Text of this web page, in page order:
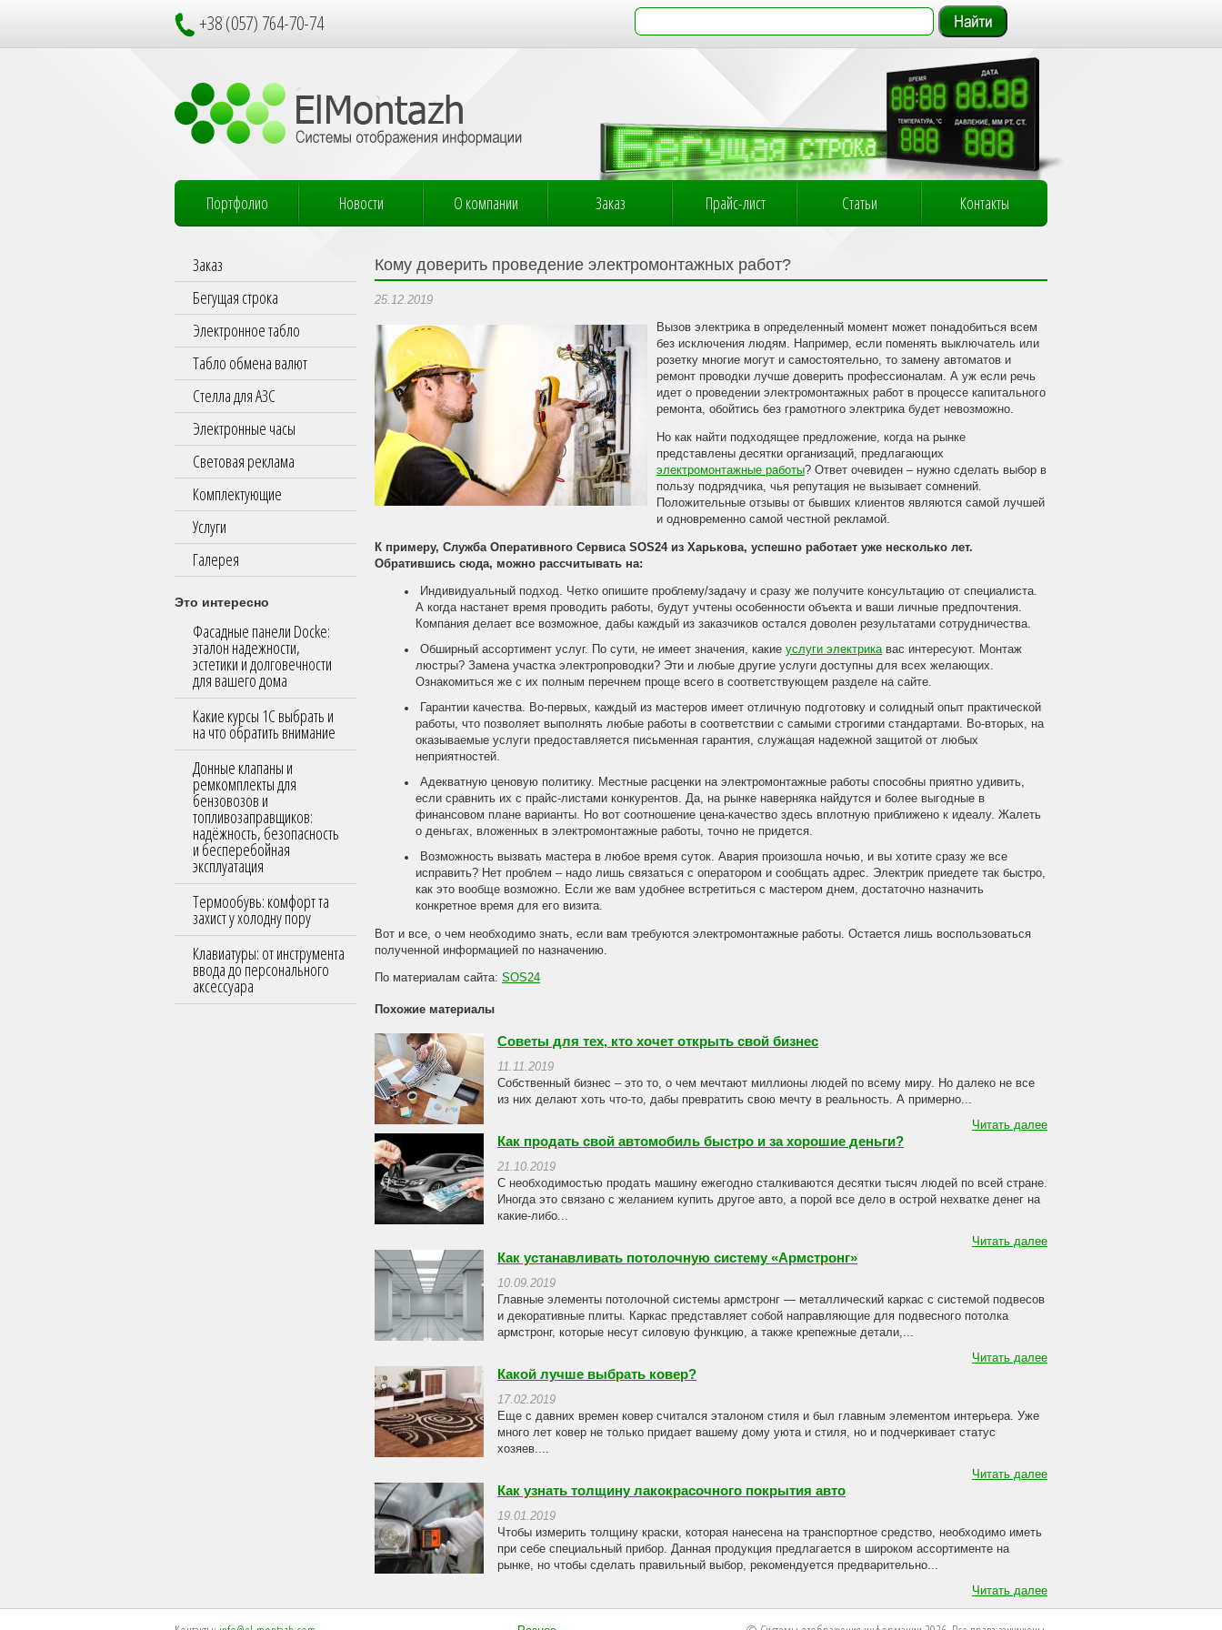
+38 (057) 764-70-74
Портфолио Новости О компании Заказ Прайс-лист Статьи Контакты
Заказ
Бегущая строка
Электронное табло
Табло обмена валют
Стелла для АЗС
Электронные часы
Световая реклама
Комплектующие
Услуги
Галерея
Это интересно
Фасадные панели Docke:
эталон надежности,
эстетики и долговечности
для вашего дома
Какие курсы 1С выбрать и
на что обратить внимание
Донные клапаны и
ремкомплекты для
бензовозов и
топливозаправщиков:
надёжность, безопасность
и бесперебойная
эксплуатация
Термообувь: комфорт та
захист у холодну пору
Клавиатуры: от инструмента
ввода до персонального
аксессуара
Кому доверить проведение электромонтажных работ?
25.12.2019
Вызов электрика в определенный момент может понадобиться всем
без исключения людям. Например, если поменять выключатель или
розетку многие могут и самостоятельно, то замену автоматов и
ремонт проводки лучше доверить профессионалам. А уж если речь
идет о проведении электромонтажных работ в процессе капитального
ремонта, обойтись без грамотного электрика будет невозможно.
Но как найти подходящее предложение, когда на рынке
представлены десятки организаций, предлагающих
электромонтажные работы? Ответ очевиден – нужно сделать выбор в
пользу подрядчика, чья репутация не вызывает сомнений.
Положительные отзывы от бывших клиентов являются самой лучшей
и одновременно самой честной рекламой.
К примеру, Служба Оперативного Сервиса SOS24 из Харькова, успешно работает уже несколько лет.
Обратившись сюда, можно рассчитывать на:
Индивидуальный подход. Четко опишите проблему/задачу и сразу же получите консультацию от специалиста.
А когда настанет время проводить работы, будут учтены особенности объекта и ваши личные предпочтения.
Компания делает все возможное, дабы каждый из заказчиков остался доволен результатами сотрудничества.
Обширный ассортимент услуг. По сути, не имеет значения, какиеуслуги электрикавас интересуют. Монтаж
люстры? Замена участка электропроводки? Эти и любые другие услуги доступны для всех желающих.
Ознакомиться же с их полным перечнем проще всего в соответствующем разделе на сайте.
Гарантии качества. Во-первых, каждый из мастеров имеет отличную подготовку и солидный опыт практической
работы, что позволяет выполнять любые работы в соответствии с самыми строгими стандартами. Во-вторых, на
оказываемые услуги предоставляется письменная гарантия, служащая надежной защитой от любых
неприятностей.
Адекватную ценовую политику. Местные расценки на электромонтажные работы способны приятно удивить,
если сравнить их с прайс-листами конкурентов. Да, на рынке наверняка найдутся и более выгодные в
финансовом плане варианты. Но вот соотношение цена-качество здесь вплотную приближено к идеалу. Жалеть
о деньгах, вложенных в электромонтажные работы, точно не придется.
Возможность вызвать мастера в любое время суток. Авария произошла ночью, и вы хотите сразу же все
исправить? Нет проблем – надо лишь связаться с оператором и сообщать адрес. Электрик приедете так быстро,
как это вообще возможно. Если же вам удобнее встретиться с мастером днем, достаточно назначить
конкретное время для его визита.
Вот и все, о чем необходимо знать, если вам требуются электромонтажные работы. Остается лишь воспользоваться
полученной информацией по назначению.
По материалам сайта: SOS24
Похожие материалы
Советы для тех, кто хочет открыть свой бизнес
11.11.2019
Собственный бизнес – это то, о чем мечтают миллионы людей по всему миру. Но далеко не все
из них делают хоть что-то, дабы превратить свою мечту в реальность. А примерно...
Читать далее
Как продать свой автомобиль быстро и за хорошие деньги?
21.10.2019
С необходимостью продать машину ежегодно сталкиваются десятки тысяч людей по всей стране.
Иногда это связано с желанием купить другое авто, а порой все дело в острой нехватке денег на
какие-либо...
Читать далее
Как устанавливать потолочную систему «Армстронг»
10.09.2019
Главные элементы потолочной системы армстронг — металлический каркас с системой подвесов
и декоративные плиты. Каркас представляет собой направляющие для подвесного потолка
армстронг, которые несут силовую функцию, а также крепежные детали,...
Читать далее
Какой лучше выбрать ковер?
17.02.2019
Еще с давних времен ковер считался эталоном стиля и был главным элементом интерьера. Уже
много лет ковер не только придает вашему дому уюта и стиля, но и подчеркивает статус
хозяев....
Читать далее
Как узнать толщину лакокрасочного покрытия авто
19.01.2019
Чтобы измерить толщину краски, которая нанесена на транспортное средство, необходимо иметь
при себе специальный прибор. Данная продукция предлагается в широком ассортименте на
рынке, но чтобы сделать правильный выбор, рекомендуется предварительно...
Читать далее